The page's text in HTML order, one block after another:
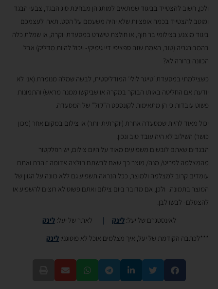
ולכן, חשוב להצטייד בביגוד שמתאים למותג הן מבחינת סוג הבגד, צבעי הבגד
ומוטב להצטייד בכמה אופציות שלא יהיה משעמם על הסט. תארו לעצמכם
ביגוד מוצנע בצילומי בר חוף, או חולצת טישרט במסעדת יוקרה, או שמלת כלה
בהמבורגריה (טוב, האמת שזה ספציפי דיי גימיקי- ויכול להיות מדליק) אבל
הכוונה ברורה לא?
כשצילמתי במסעדת ׳טייגר לילי׳ המודליסטית, לבשה שמלה מנומרת (אני לא
יודעת אם החליטה באותו הבוקר במקרה או שביקשו ממנה מראש) והתמונות
פשוט עובדות כי הן מתאימות לקונספט ה"קול" של המסעדה.
יכול מאוד להיות שמסעדה אחרת (יוקרתית יותר) או צילום במקום אחר (מכון
כושר) השילוב לא היה עובד טוב ונכון.
הבגדים שאתם לובשים משפיעים מאוד על היום צילום, יש רפלקטור
מהמצלמה לפריט/ מנה/ מוצר כך שאם לבשתם חולצה אדומה זוהרת ואתם
עומדים קרוב למצלמה ולמוצר, ככל הנראה תשפיע גם ללא כוונה על הגוון של
המוצר בתמונה. ולכן, אם מדובר ביום צילום ואתם פשוט לא רוצים להשפיע או
להצטלם- לבשו לבן.
לאינסטגרם של יעל:לינק | לאתר של יעל:לינק
***לכתבה הקודמת של יעל, איך מצלמים אוכל לא פוטוגני: לינק